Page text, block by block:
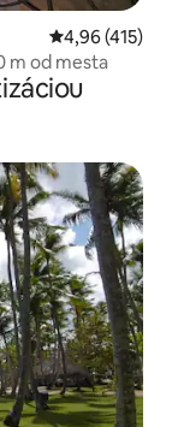
Priemerné
4,96 (415)
m od mesta